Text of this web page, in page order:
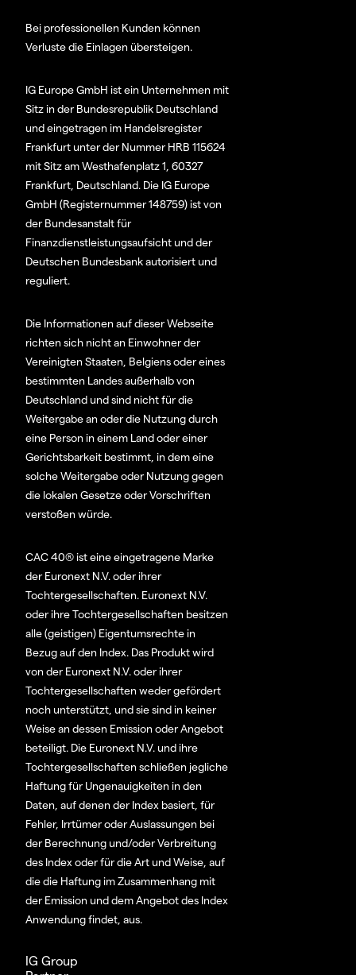
Bei professionellen Kunden können
Verluste die Einlagen übersteigen.
IG Europe GmbH ist ein Unternehmen mit
Sitz in der Bundesrepublik Deutschland
und eingetragen im Handelsregister
Frankfurt unter der Nummer HRB 115624
mit Sitz am Westhafenplatz 1, 60327
Frankfurt, Deutschland. Die IG Europe
GmbH (Registernummer 148759) ist von
der Bundesanstalt für
Finanzdienstleistungsaufsicht und der
Deutschen Bundesbank autorisiert und
reguliert.
Die Informationen auf dieser Webseite
richten sich nicht an Einwohner der
Vereinigten Staaten, Belgiens oder eines
bestimmten Landes außerhalb von
Deutschland und sind nicht für die
Weitergabe an oder die Nutzung durch
eine Person in einem Land oder einer
Gerichtsbarkeit bestimmt, in dem eine
solche Weitergabe oder Nutzung gegen
die lokalen Gesetze oder Vorschriften
verstoßen würde.
CAC 40® ist eine eingetragene Marke
der Euronext N.V. oder ihrer
Tochtergesellschaften. Euronext N.V.
oder ihre Tochtergesellschaften besitzen
alle (geistigen) Eigentumsrechte in
Bezug auf den Index. Das Produkt wird
von der Euronext N.V. oder ihrer
Tochtergesellschaften weder gefördert
noch unterstützt, und sie sind in keiner
Weise an dessen Emission oder Angebot
beteiligt. Die Euronext N.V. und ihre
Tochtergesellschaften schließen jegliche
Haftung für Ungenauigkeiten in den
Daten, auf denen der Index basiert, für
Fehler, Irrtümer oder Auslassungen bei
der Berechnung und/oder Verbreitung
des Index oder für die Art und Weise, auf
die die Haftung im Zusammenhang mit
der Emission und dem Angebot des Index
Anwendung findet, aus.
IG Group